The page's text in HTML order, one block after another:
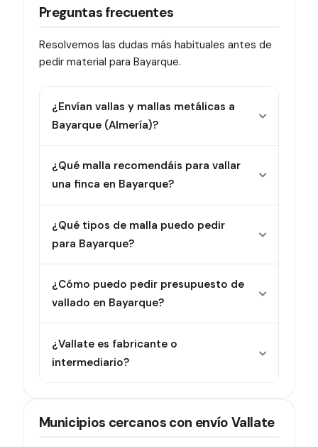
Preguntas frecuentes
Resolvemos las dudas más habituales antes de
pedir material para Bayarque.
¿Envían vallas y mallas metálicas a
Bayarque (Almería)?
¿Qué malla recomendáis para vallar
una finca en Bayarque?
¿Qué tipos de malla puedo pedir
para Bayarque?
¿Cómo puedo pedir presupuesto de
vallado en Bayarque?
¿Vallate es fabricante o
intermediario?
Municipios cercanos con envío Vallate